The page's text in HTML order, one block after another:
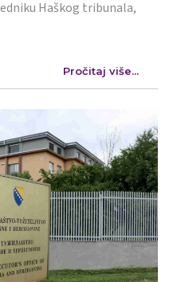
Haškog tribunala,
Pročitaj više...